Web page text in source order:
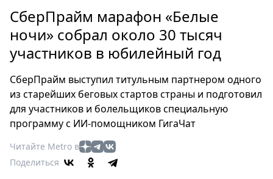
Россия
Мир
Здоровье
Туризм
Мода
Театр
Кино
Афиша
Книги
СберПрайм марафон «Белые
ночи» собрал около 30 тысяч
участников в юбилейный год
СберПрайм выступил титульным партнером одного
из старейших беговых стартов страны и подготовил
для участников и болельщиков специальную
программу с ИИ-помощником ГигаЧат
Читайте Metro в
Поделиться